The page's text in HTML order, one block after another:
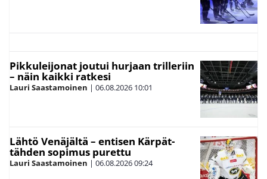
Pikkuleijonat joutui hurjaan trilleriin
– näin kaikki ratkesi
Lauri Saastamoinen | 06.08.2026 10:01
Lähtö Venäjältä – entisen Kärpät-
tähden sopimus purettu
Lauri Saastamoinen | 06.08.202609:24